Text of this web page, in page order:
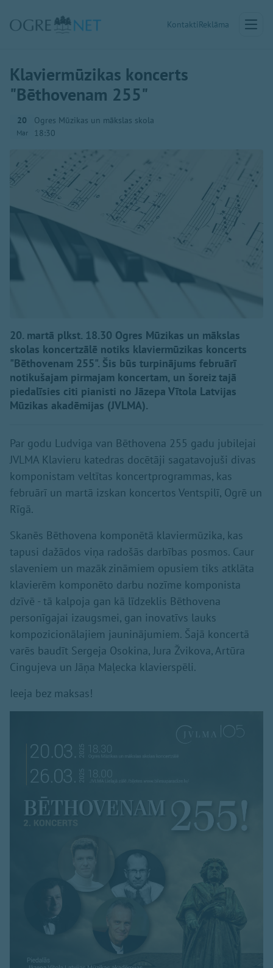
KontaktiReklāma
Klaviermūzikas koncerts
"Bēthovenam 255"
20
Mar
Ogres Mūzikas un mākslas skola
18:30
20. martā plkst. 18.30 Ogres Mūzikas un mākslas
skolas koncertzālē notiks klaviermūzikas koncerts
"Bēthovenam 255". Šis būs turpinājums februārī
notikušajam pirmajam koncertam, un šoreiz tajā
piedalīsies citi pianisti no Jāzepa Vītola Latvijas
Mūzikas akadēmijas (JVLMA).
Par godu Ludviga van Bēthovena 255 gadu jubilejai
JVLMA Klavieru katedras docētāji sagatavojuši divas
komponistam veltītas koncertprogrammas, kas
februārī un martā izskan koncertos Ventspilī, Ogrē un
Rīgā.
Skanēs Bēthovena komponētā klaviermūzika, kas
tapusi dažādos viņa radošās darbības posmos. Caur
slaveniem un mazāk zināmiem opusiem tiks atklāta
klavierēm komponēto darbu nozīme komponista
dzīvē - tā kalpoja gan kā līdzeklis Bēthovena
personīgajai izaugsmei, gan inovatīvs lauks
kompozicionālajiem jauninājumiem. Šajā koncertā
varēs baudīt Sergeja Osokina, Jura Žvikova, Artūra
Cingujeva un Jāņa Maļecka klavierspēli.
Ieeja bez maksas!